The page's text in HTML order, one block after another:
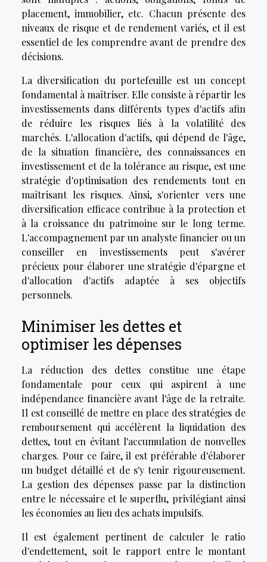
placement, immobilier, etc. Chacun présente des
niveaux de risque et de rendement variés, et il est
essentiel de les comprendre avant de prendre des
décisions.
La diversification du portefeuille est un concept
fondamental à maîtriser. Elle consiste à répartir les
investissements dans différents types d'actifs afin
de réduire les risques liés à la volatilité des
marchés. L'allocation d'actifs, qui dépend de l'âge,
de la situation financière, des connaissances en
investissement et de la tolérance au risque, est une
stratégie d'optimisation des rendements tout en
maîtrisant les risques. Ainsi, s'orienter vers une
diversification efficace contribue à la protection et
à la croissance du patrimoine sur le long terme.
L'accompagnement par un analyste financier ou un
conseiller en investissements peut s'avérer
précieux pour élaborer une stratégie d'épargne et
d'allocation d'actifs adaptée à ses objectifs
personnels.
Minimiser les dettes et
optimiser les dépenses
La réduction des dettes constitue une étape
fondamentale pour ceux qui aspirent à une
indépendance financière avant l'âge de la retraite.
Il est conseillé de mettre en place des stratégies de
remboursement qui accélèrent la liquidation des
dettes, tout en évitant l'accumulation de nouvelles
charges. Pour ce faire, il est préférable d'élaborer
un budget détaillé et de s'y tenir rigoureusement.
La gestion des dépenses passe par la distinction
entre le nécessaire et le superflu, privilégiant ainsi
les économies au lieu des achats impulsifs.
Il est également pertinent de calculer le ratio
d'endettement, soit le rapport entre le montant